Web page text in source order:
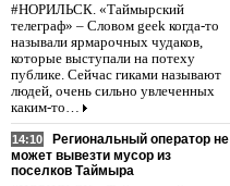
#НОРИЛЬСК. «Таймырский
телеграф» – Словом geek когда-то
называли ярмарочных чудаков,
которые выступали на потеху
публике. Сейчас гиками называют
людей, очень сильно увлеченных
каким-то…
14:10
Региональный оператор не
может вывезти мусор из
поселков Таймыра